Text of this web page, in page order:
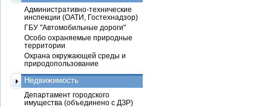
Административно-технические
инспекции (ОАТИ, Гостехнадзор)
ГБУ "Автомобильные дороги"
Особо охраняемые природные
территории
Охрана окружающей среды и
природопользование
Недвижимость
Департамент городского
имущества (объединено с ДЗР)